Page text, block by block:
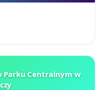
Parku Centralnym w